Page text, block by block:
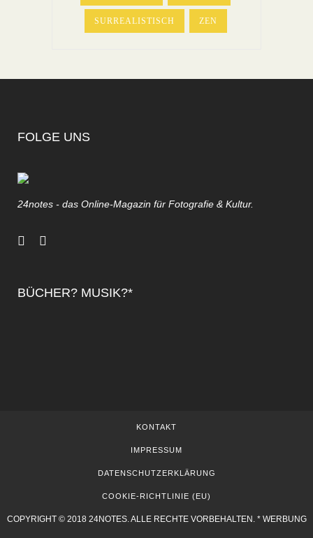
SURREALISTISCH ZEN
FOLGE UNS
24notes - das Online-Magazin für Fotografie & Kultur.
BÜCHER? MUSIK?*
KONTAKT
IMPRESSUM
DATENSCHUTZERKLÄRUNG
COOKIE-RICHTLINIE (EU)
COPYRIGHT © 2018 24NOTES. ALLE RECHTE VORBEHALTEN. * WERBUNG